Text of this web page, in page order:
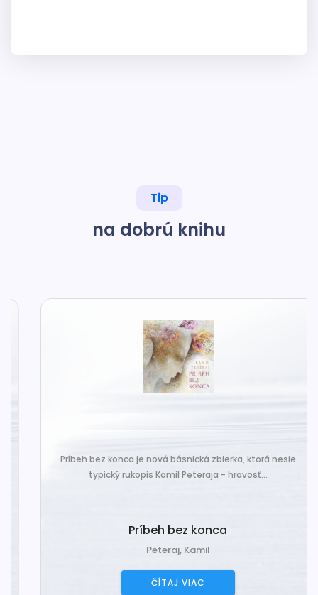
Tip
na dobrú knihu
Príbeh bez konca je nová básnická zbierka, ktorá nesie
typický rukopis Kamil Peteraja - hravosť...
Príbeh bez konca
Peteraj, Kamil
ČÍTAJ VIAC